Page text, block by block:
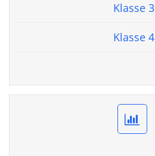
Klasse 3
Klasse 4